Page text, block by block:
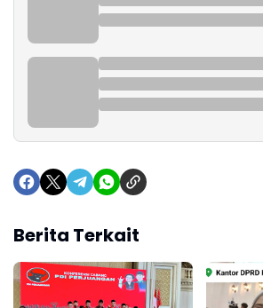
Berita Terkait